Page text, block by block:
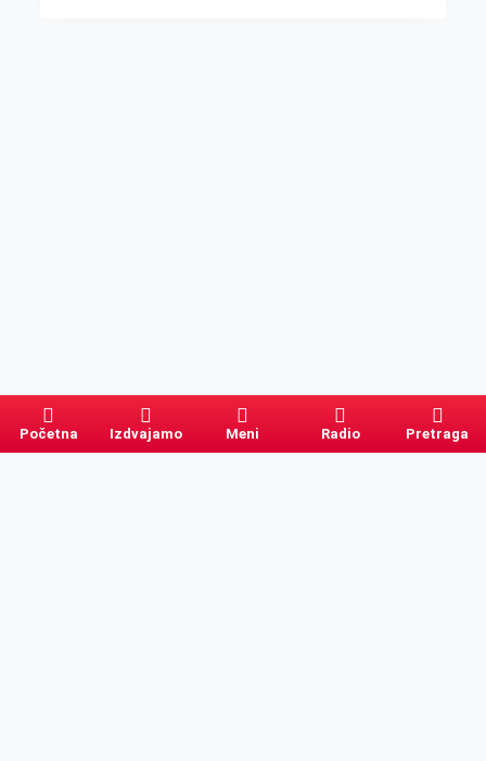
Početna Izdvajamo Meni Radio Pretraga